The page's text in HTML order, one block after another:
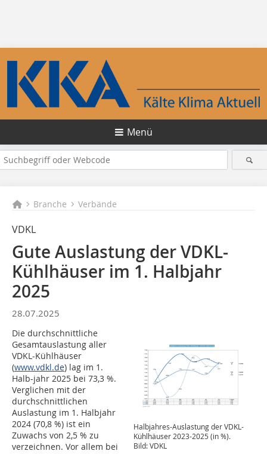
Menü
Branche Verbände
VDKL
Gute Auslastung der VDKL-
Kühlhäuser im 1. Halbjahr
2025
28.07.2025
Halbjahres-Auslastung der VDKL-
Kühlhäuser 2023-2025 (in %).
Bild: VDKL
Die durchschnittliche
Gesamtauslastung aller
VDKL-Kühlhäuser
(www.vdkl.de) lag im 1.
Halb-jahr 2025 bei 73,3 %.
Verglichen mit der
durchschnittlichen
Auslastung im 1. Halbjahr
2024 (70,8 %) ist ein
Zuwachs von 2,5 % zu
verzeichnen. Vor allem bei